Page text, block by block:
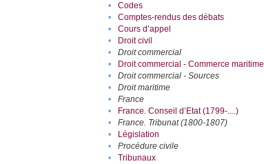
•
Codes
•
Comptes-rendus des débats
•
Cours d’appel
•
Droit civil
•
Droit commercial
•
Droit commercial - Commerce maritime
•
Droit commercial - Sources
•
Droit maritime
•
France
•
France. Conseil d’Etat (1799-....)
•
France. Tribunat (1800-1807)
•
Législation
•
Procédure civile
•
Tribunaux